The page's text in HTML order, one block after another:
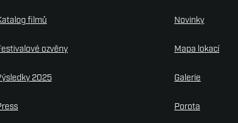
filmů
ozvěny
2025
Novinky
Mapa lokací
Galerie
Porota